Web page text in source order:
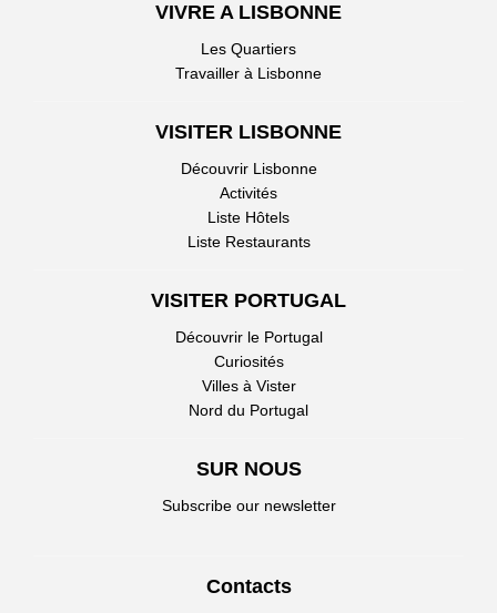
VIVRE A LISBONNE
Les Quartiers
Travailler à Lisbonne
VISITER LISBONNE
Découvrir Lisbonne
Activités
Liste Hôtels
Liste Restaurants
VISITER PORTUGAL
Découvrir le Portugal
Curiosités
Villes à Vister
Nord du Portugal
SUR NOUS
Subscribe our newsletter
Contacts